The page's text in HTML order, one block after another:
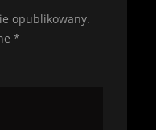
opublikowany.
*